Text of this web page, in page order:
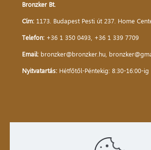
Bronzker Bt.
Cím: 1173. Budapest Pesti út 237. Home
Telefon: +36 1 350 0493 +36 1 339 7709
Email: bronzker@bronzker.hu
Nyitvatartás: Hétfőtől-Péntekig: 8:30-16:00-ig